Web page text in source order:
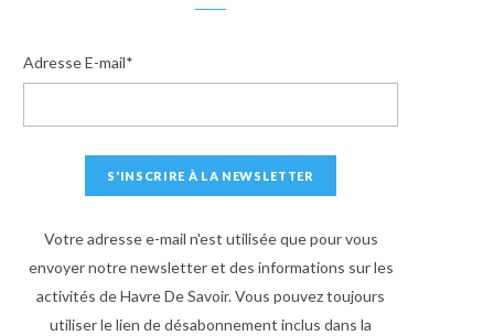
Adresse E-mail*
Votre adresse e-mail n'est utilisée que pour vous
envoyer notre newsletter et des informations sur les
activités de Havre De Savoir. Vous pouvez toujours
utiliser le lien de désabonnement inclus dans la